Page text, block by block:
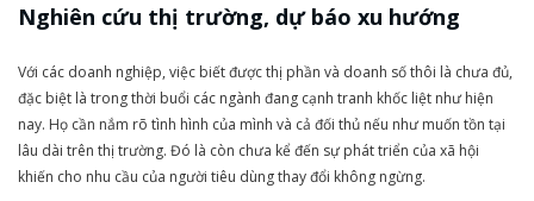
Nghiên cứu thị trường, dự báo xu hướng
Với các doanh nghiệp, việc biết được thị phần và doanh số thôi là chưa đủ,
đặc biệt là trong thời buổi các ngành đang cạnh tranh khốc liệt như hiện
nay. Họ cần nắm rõ tình hình của mình và cả đối thủ nếu như muốn tồn tại
lâu dài trên thị trường. Đó là còn chưa kể đến sự phát triển của xã hội
khiến cho nhu cầu của người tiêu dùng thay đổi không ngừng.